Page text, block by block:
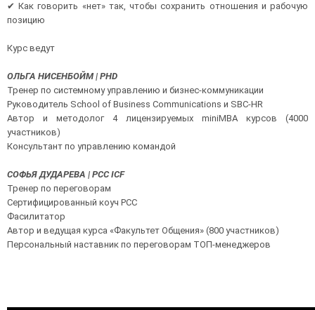
✔ Как говорить «нет» так, чтобы сохранить отношения и рабочую
позицию
Курс ведут
ОЛЬГА НИСЕНБОЙМ | PHD
Тренер по системному управлению и бизнес-коммуникации
Руководитель School of Business Communications и SBC-HR
Автор и методолог 4 лицензируемых miniMBA курсов (4000
участников)
Консультант по управлению командой
СОФЬЯ ДУДАРЕВА | PCC ICF
Тренер по переговорам
Сертифицированный коуч PCC
Фасилитатор
Автор и ведущая курса «Факультет Общения» (800 участников)
Персональный наставник по переговорам ТОП-менеджеров